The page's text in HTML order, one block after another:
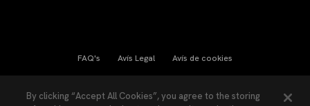
FAQ's Avís Legal Avís de cookies
By clicking “Accept All Cookies”, you agree to the storing